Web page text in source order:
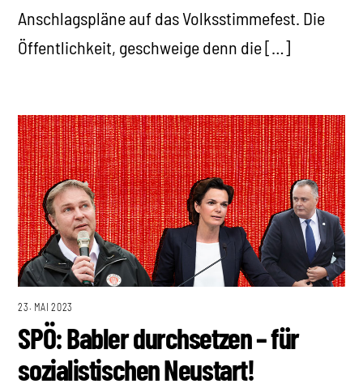
Anschlagspläne auf das Volksstimmefest. Die
Öffentlichkeit, geschweige denn die […]
23. MAI 2023
SPÖ: Babler durchsetzen – für
sozialistischen Neustart!